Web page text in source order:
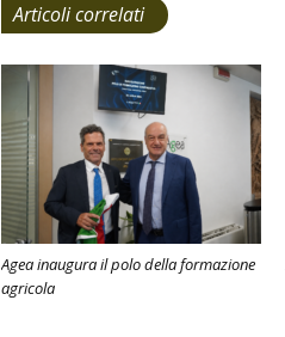
Articoli correlati
Agea inaugura il polo della formazione
agricola